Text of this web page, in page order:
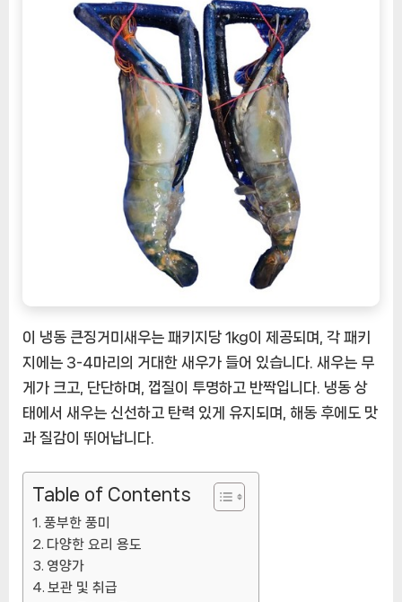
상
이 냉동 큰징거미새우는 패키지당 1kg이 제공되며, 각 패키
지에는 3-4마리의 거대한 새우가 들어 있습니다. 새우는 무
게가 크고, 단단하며, 껍질이 투명하고 반짝입니다. 냉동 상
태에서 새우는 신선하고 탄력 있게 유지되며, 해동 후에도 맛
과 질감이 뛰어납니다.
Table of Contents
풍부한 풍미
다양한 요리 용도
영양가
보관 및 취급